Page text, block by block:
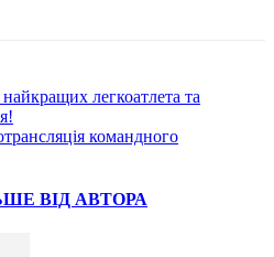
легкоатлета та
командного
ВІД АВТОРА